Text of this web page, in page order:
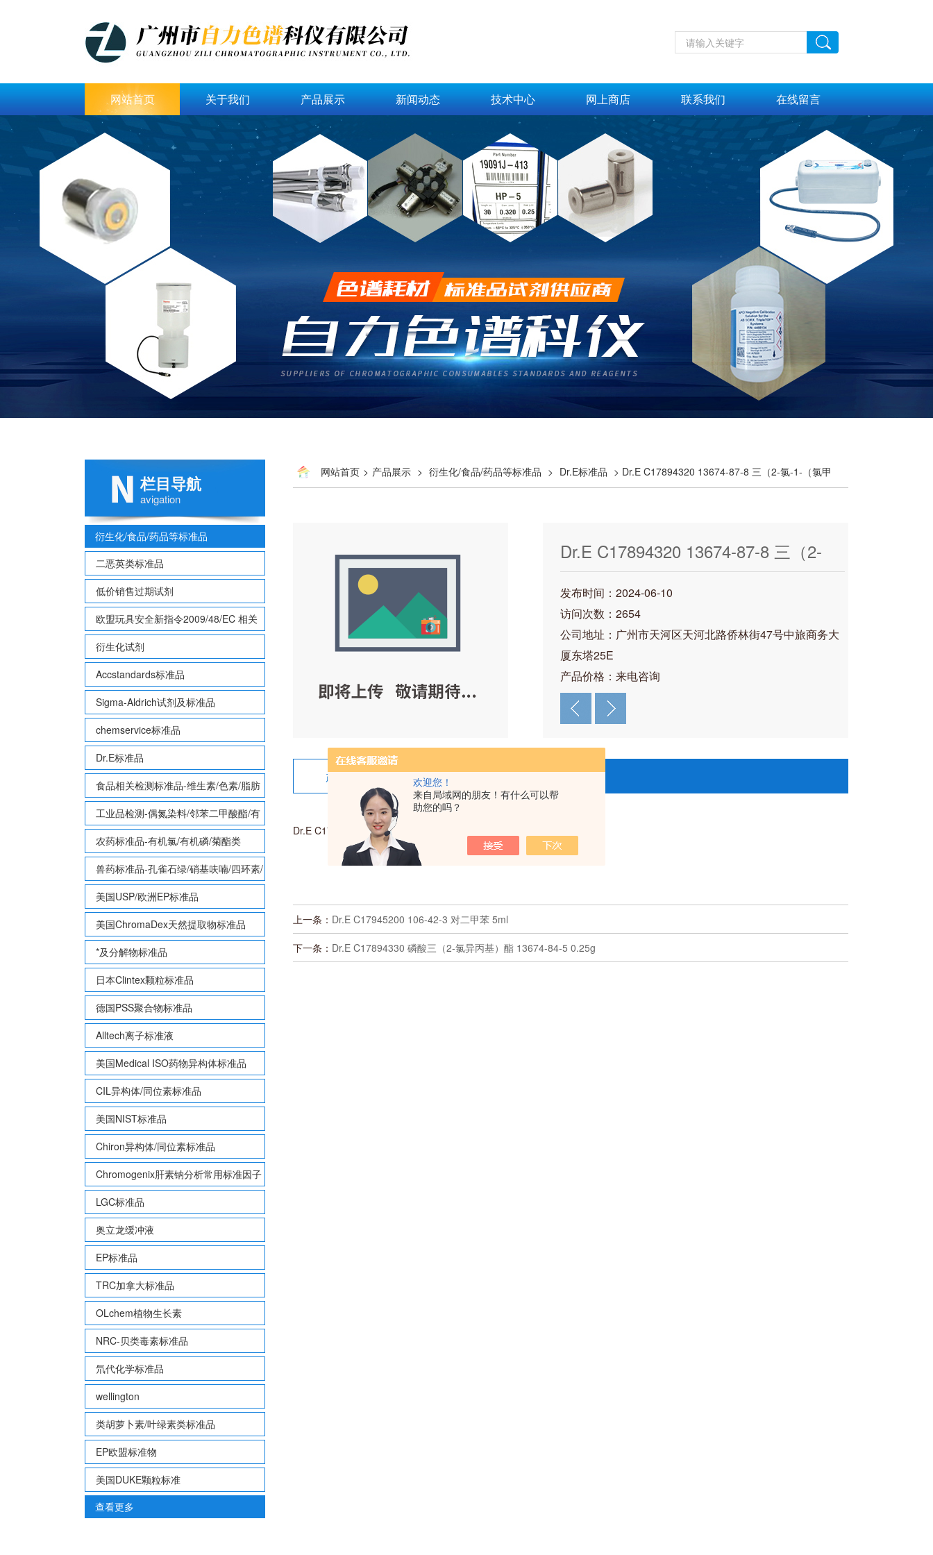
欢迎您！
来自局域网的朋友！有什么可以帮
助您的吗？
网站首页 关于我们 产品展示 新闻动态 技术中心 网上商店 联系我们 在线留言
栏目导航
avigation
衍生化/食品/药品等标准品
二恶英类标准品
低价销售过期试剂
欧盟玩具安全新指令2009/48/EC 相关
致敏性香味剂标准品
衍生化试剂
Accstandards标准品
Sigma-Aldrich试剂及标准品
chemservice标准品
Dr.E标准品
食品相关检测标准品-维生素/色素/脂肪
酸甲酯等
工业品检测-偶氮染料/邻苯二甲酸酯/有
机锡/多溴联苯/多溴联苯醚/多氯联苯
农药标准品-有机氯/有机磷/菊酯类
兽药标准品-孔雀石绿/硝基呋喃/四环素/
磺胺等
美国USP/欧洲EP标准品
美国ChromaDex天然提取物标准品
*及分解物标准品
日本Clintex颗粒标准品
德国PSS聚合物标准品
Alltech离子标准液
美国Medical ISO药物异构体标准品
CIL异构体/同位素标准品
美国NIST标准品
Chiron异构体/同位素标准品
Chromogenix肝素钠分析常用标准因子
LGC标准品
奥立龙缓冲液
EP标准品
TRC加拿大标准品
OLchem植物生长素
NRC-贝类毒素标准品
氘代化学标准品
wellington
类胡萝卜素/叶绿素类标准品
EP欧盟标准物
美国DUKE颗粒标准
查看更多
网站首页 > 产品展示 > 衍生化/食品/药品等标准品 > Dr.E标准品 > Dr.E C17894320 13674-87-8 三（2-氯-1-（氯甲
Dr.E C17894320 13674-87-8 三（2-
氯-1-（氯甲基）乙基）磷酸酯 0.25
发布时间：2024-06-10
访问次数：2654
公司地址：广州市天河区天河北路侨林街47号中旅商务大
厦东塔25E
产品价格：来电咨询
产品详情 在线留言
Dr.E C17894320 13674-87-8 三(2-氯-1-(氯甲基)乙基)磷酸酯 0.25g
上一条： Dr.E C17945200 106-42-3 对二甲苯 5ml
下一条： Dr.E C17894330 磷酸三（2-氯异丙基）酯 13674-84-5 0.25g